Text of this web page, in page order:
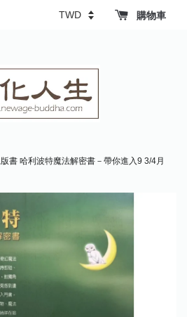
購物車
版書 哈利波特魔法解密書－帶你進入9 3/4月